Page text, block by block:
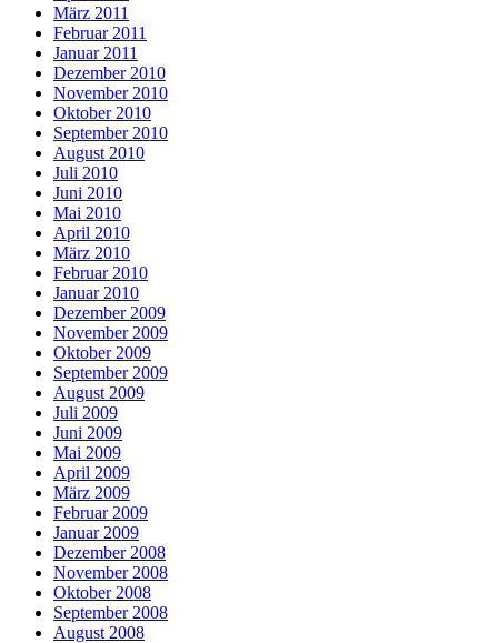
März 2011
Februar 2011
Januar 2011
Dezember 2010
November 2010
Oktober 2010
September 2010
August 2010
Juli 2010
Juni 2010
Mai 2010
April 2010
März 2010
Februar 2010
Januar 2010
Dezember 2009
November 2009
Oktober 2009
September 2009
August 2009
Juli 2009
Juni 2009
Mai 2009
April 2009
März 2009
Februar 2009
Januar 2009
Dezember 2008
November 2008
Oktober 2008
September 2008
August 2008